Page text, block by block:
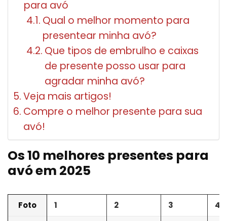
para avó
Qual o melhor momento para
presentear minha avó?
Que tipos de embrulho e caixas
de presente posso usar para
agradar minha avó?
Veja mais artigos!
Compre o melhor presente para sua
avó!
Os 10 melhores presentes para
avó em 2025
Foto 1 2 3 4